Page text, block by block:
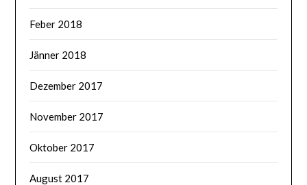
Feber 2018
Jänner 2018
Dezember 2017
November 2017
Oktober 2017
August 2017